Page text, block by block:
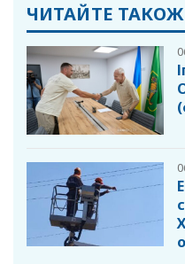
ЧИТАЙТЕ ТАКОЖ